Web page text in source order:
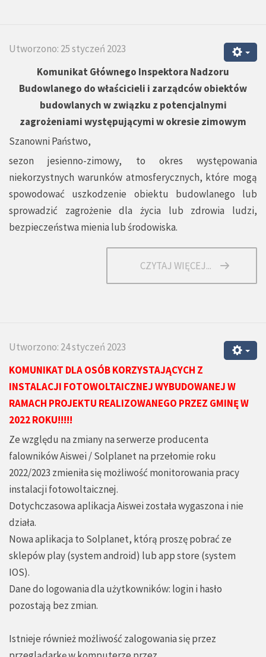
Utworzono: 25 styczeń 2023
Komunikat Głównego Inspektora Nadzoru
Budowlanego do właścicieli i zarządców obiektów
budowlanych w związku z potencjalnymi
zagrożeniami występującymi w okresie zimowym
Szanowni Państwo,
sezon jesienno-zimowy, to okres występowania
niekorzystnych warunków atmosferycznych, które mogą
spowodować uszkodzenie obiektu budowlanego lub
sprowadzić zagrożenie dla życia lub zdrowia ludzi,
bezpieczeństwa mienia lub środowiska.
CZYTAJ WIĘCEJ...
Utworzono: 24 styczeń 2023
KOMUNIKAT DLA OSÓB KORZYSTAJĄCYCH Z
INSTALACJI FOTOWOLTAICZNEJ WYBUDOWANEJ W
RAMACH PROJEKTU REALIZOWANEGO PRZEZ GMINĘ W
2022 ROKU!!!!!
Ze względu na zmiany na serwerze producenta
falowników Aiswei / Solplanet na przełomie roku
2022/2023 zmieniła się możliwość monitorowania pracy
instalacji fotowoltaicznej.
Dotychczasowa aplikacja Aiswei została wygaszona i nie
działa.
Nowa aplikacja to Solplanet, którą proszę pobrać ze
sklepów play (system android) lub app store (system
IOS).
Dane do logowania dla użytkowników: login i hasło
pozostają bez zmian.
Istnieje również możliwość zalogowania się przez